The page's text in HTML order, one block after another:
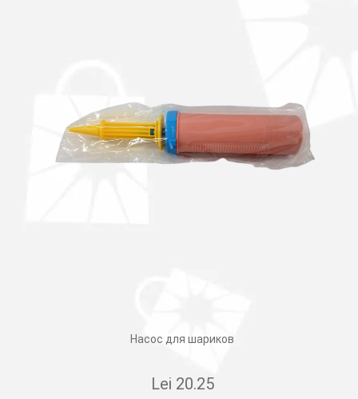
Насос для шариков
Lei 20.25